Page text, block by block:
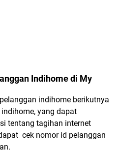
Indihome di My
indihome berikutnya
yang dapat
tentang tagihan internet
cek nomor id pelanggan